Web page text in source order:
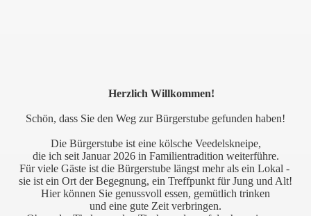
Herzlich Willkommen!
Schön, dass Sie den Weg zur Bürgerstube gefunden haben!
Die Bürgerstube ist eine kölsche Veedelskneipe,
die ich seit Januar 2026 in Familientradition weiterführe.
Für viele Gäste ist die Bürgerstube längst mehr als ein Lokal -
sie ist ein Ort der Begegnung, ein Treffpunkt für Jung und Alt!
Hier können Sie genussvoll essen, gemütlich trinken
und eine gute Zeit verbringen.